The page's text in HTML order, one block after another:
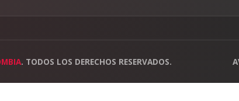
. TODOS LOS DERECHOS RESERVADOS.